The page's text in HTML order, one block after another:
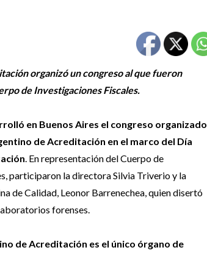
organizó un congreso al que fueron
de Investigaciones Fiscales.
en Buenos Aires el congreso organizado
de Acreditación en el marco del Día
. En representación del Cuerpo de
participaron la directora Silvia Triverio y la
de Calidad, Leonor Barrenechea, quien disertó
forenses.
de Acreditación es el único órgano de